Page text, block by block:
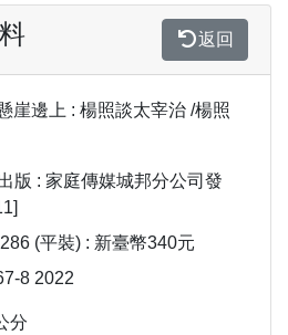
返回
崖邊上 : 楊照談太宰治 /楊照
版 : 家庭傳媒城邦分公司發
(平裝) : 新臺幣340元
8 2022
分